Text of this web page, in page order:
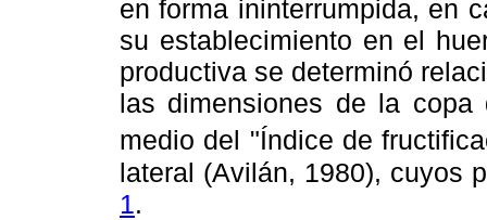
en forma ininterrumpida, en
su establecimiento en el
productiva se determinó
las dimensiones de la
medio del "Índice de
lateral (Avilán, 1980), cuyos
1.